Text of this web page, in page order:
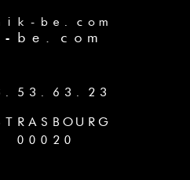
be.com
be.com
00020